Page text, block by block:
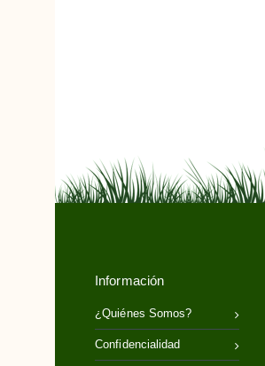
Información
¿Quiénes Somos?
Confidencialidad